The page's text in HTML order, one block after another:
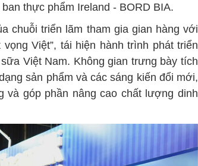
thực phẩm Ireland - BORD BIA.
chuỗi triển lãm tham gia gian hàng với
Việt”, tái hiện hành trình phát triển
Việt Nam. Không gian trưng bày tích
sản phẩm và các sáng kiến đổi mới,
và góp phần nâng cao chất lượng dinh